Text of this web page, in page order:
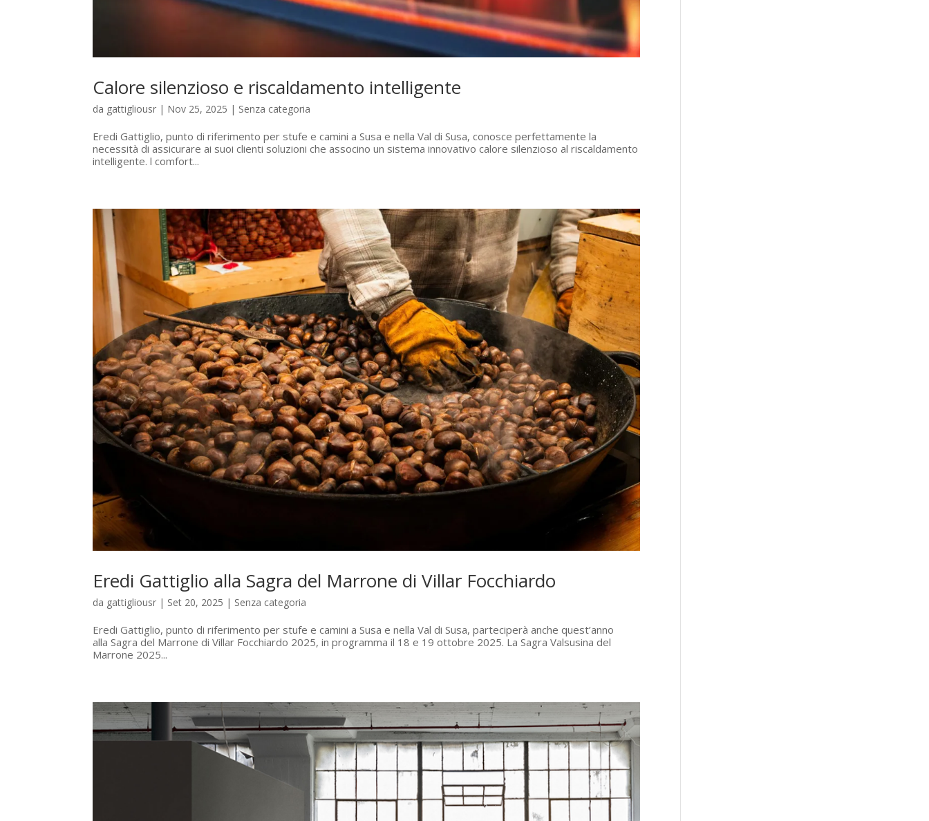
Calore silenzioso e riscaldamento intelligente
da gattigliousr | Nov 25, 2025 | Senza categoria
Eredi Gattiglio, punto di riferimento per stufe e camini a Susa e nella Val di Susa, conosce perfettamente la
necessità di assicurare ai suoi clienti soluzioni che associno un sistema innovativo calore silenzioso al riscaldamento
intelligente. l comfort...
Eredi Gattiglio alla Sagra del Marrone di Villar Focchiardo
da gattigliousr | Set 20, 2025 | Senza categoria
Eredi Gattiglio, punto di riferimento per stufe e camini a Susa e nella Val di Susa, parteciperà anche quest’anno
alla Sagra del Marrone di Villar Focchiardo 2025, in programma il 18 e 19 ottobre 2025. La Sagra Valsusina del
Marrone 2025...